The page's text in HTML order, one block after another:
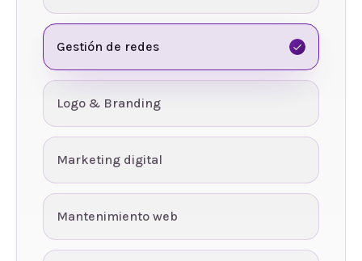
Gestión de redes
Logo & Branding
Marketing digital
Mantenimiento web